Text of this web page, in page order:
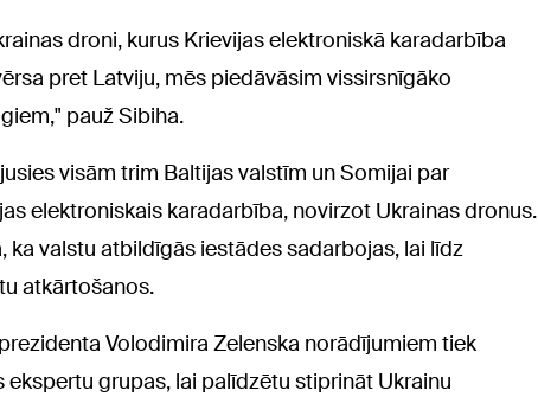
droni, kurus Krievijas elektroniskā karadarbība
pret Latviju, mēs piedāvāsim vissirsnīgāko
pauž Sibiha.
visām trim Baltijas valstīm un Somijai par
elektroniskais karadarbība, novirzot Ukrainas dronus.
ka valstu atbildīgās iestādes sadarbojas, lai līdz
atkārtošanos.
Volodimira Zelenska norādījumiem tiek
grupas, lai palīdzētu stiprināt Ukrainu